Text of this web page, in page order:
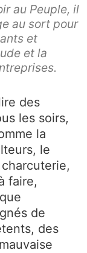
au Peuple, il
au sort pour
et
et la
des
les soirs,
la
le
faire,
de
des